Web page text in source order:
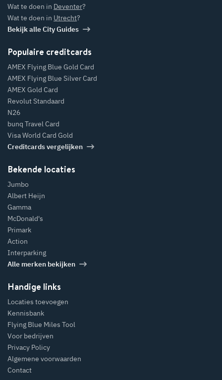
Wat te doen in Deventer?
Wat te doen in Utrecht?
Bekijk alle City Guides
Populaire creditcards
AMEX Flying Blue Gold Card
AMEX Flying Blue Silver Card
AMEX Gold Card
Revolut Standaard
N26
bunq Travel Card
Visa World Card Gold
Creditcards vergelijken
Bekende locaties
Jumbo
Albert Heijn
Gamma
McDonald's
Primark
Action
Interparking
Alle merken bekijken
Handige links
Locaties toevoegen
Kennisbank
Flying Blue Miles Tool
Voor bedrijven
Privacy Policy
Algemene voorwaarden
Contact